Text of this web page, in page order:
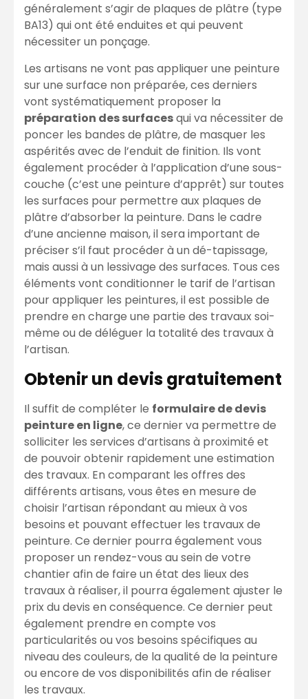
généralement s’agir de plaques de plâtre (type
BA13) qui ont été enduites et qui peuvent
nécessiter un ponçage.
Les artisans ne vont pas appliquer une peinture
sur une surface non préparée, ces derniers
vont systématiquement proposer la
préparation des surfacesqui va nécessiter de
poncer les bandes de plâtre, de masquer les
aspérités avec de l’enduit de finition. Ils vont
également procéder à l’application d’une sous-
couche (c’est une peinture d’apprêt) sur toutes
les surfaces pour permettre aux plaques de
plâtre d’absorber la peinture. Dans le cadre
d’une ancienne maison, il sera important de
préciser s’il faut procéder à un dé-tapissage,
mais aussi à un lessivage des surfaces. Tous ces
éléments vont conditionner le tarif de l’artisan
pour appliquer les peintures, il est possible de
prendre en charge une partie des travaux soi-
même ou de déléguer la totalité des travaux à
l’artisan.
Obtenir un devis gratuitement
Il suffit de compléter le formulaire de devis
peinture en ligne, ce dernier va permettre de
solliciter les services d’artisans à proximité et
de pouvoir obtenir rapidement une estimation
des travaux. En comparant les offres des
différents artisans, vous êtes en mesure de
choisir l’artisan répondant au mieux à vos
besoins et pouvant effectuer les travaux de
peinture. Ce dernier pourra également vous
proposer un rendez-vous au sein de votre
chantier afin de faire un état des lieux des
travaux à réaliser, il pourra également ajuster le
prix du devis en conséquence. Ce dernier peut
également prendre en compte vos
particularités ou vos besoins spécifiques au
niveau des couleurs, de la qualité de la peinture
ou encore de vos disponibilités afin de réaliser
les travaux.